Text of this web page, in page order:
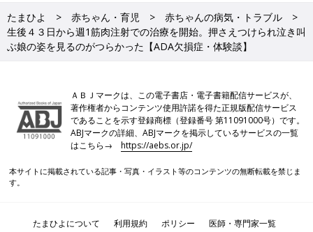
たまひよ 赤ちゃん・育児
赤ちゃんの病気・トラブル
生後４３日から週1筋肉注射での治療を開始。押さえつけられ泣き叫
ぶ娘の姿を見るのがつらかった【ADA欠損症・体験談】
ＡＢＪマークは、この電子書店・電子書籍配信サービスが、
著作権者からコンテンツ使用許諾を得た正規版配信サービス
であることを示す登録商標（登録番号 第11091000号）です。
ABJマークの詳細、ABJマークを掲示しているサービスの一覧
はこちら→https://aebs.or.jp/
本サイトに掲載されている記事・写真・イラスト等のコンテンツの無断転載を禁じま
す。
たまひよについて 利用規約 ポリシー 医師・専門家一覧